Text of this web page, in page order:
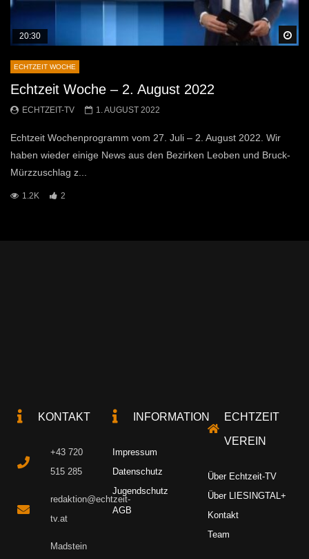
20:30
ECHTZEIT WOCHE
Echtzeit Woche – 2. August 2022
ECHTZEIT-TV 1. AUGUST 2022
Echtzeit Wochenprogramm vom 27. Juli – 2. August 2022. Wir
haben wieder einige News aus den Bezirken Leoben und Bruck-
Mürzzuschlag z...
1.2K 2
KONTAKT
+43 720
515 285
redaktion@echtzeit-
tv.at
Madstein
INFORMATION
Impressum
Datenschutz
Jugendschutz
AGB
ECHTZEIT
VEREIN
Über Echtzeit-TV
Über LIESINGTAL+
Kontakt
Team